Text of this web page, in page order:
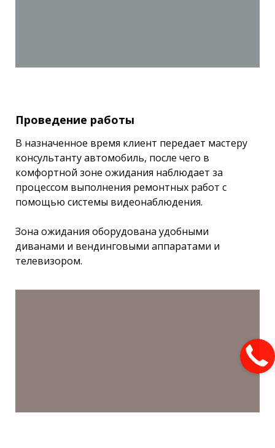
Проведение работы
В назначенное время клиент передает мастеру
консультанту автомобиль, после чего в
комфортной зоне ожидания наблюдает за
процессом выполнения ремонтных работ с
помощью системы видеонаблюдения.
Зона ожидания оборудована удобными
диванами и вендинговыми аппаратами и
телевизором.